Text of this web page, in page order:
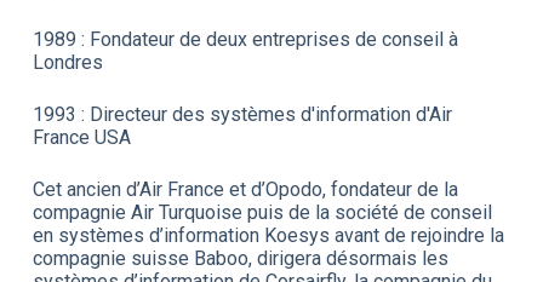
1989 : Fondateur de deux entreprises de conseil à
Londres
1993 : Directeur des systèmes d'information d'Air
France USA
Cet ancien d’Air France et d’Opodo, fondateur de la
compagnie Air Turquoise puis de la société de conseil
en systèmes d’information Koesys avant de rejoindre la
compagnie suisse Baboo, dirigera désormais les